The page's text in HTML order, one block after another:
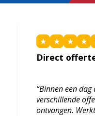
★ ★ ★ ★
Direct
“Binnen een dag
verschillende
ontvangen.